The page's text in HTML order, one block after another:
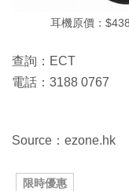
耳機原價：
查詢：ECT
電話：3188 0767
Source：ezone.hk
限時優惠